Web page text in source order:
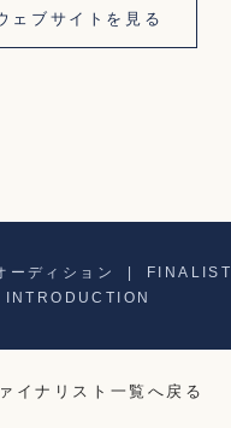
ェブサイトを見る
ーディション | FINALIST
INTRODUCTION
イナリスト一覧へ戻る